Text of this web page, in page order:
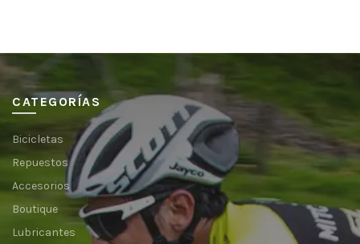
CATEGORÍAS
Bicicletas
Repuestos
Accesorios
Boutique
Lubricantes